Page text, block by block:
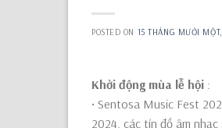
POSTED ON 15 THÁNG MƯỜI
Khởi động mùa lễ hội :
• Sentosa Music Fest
2024, các tín đồ âm